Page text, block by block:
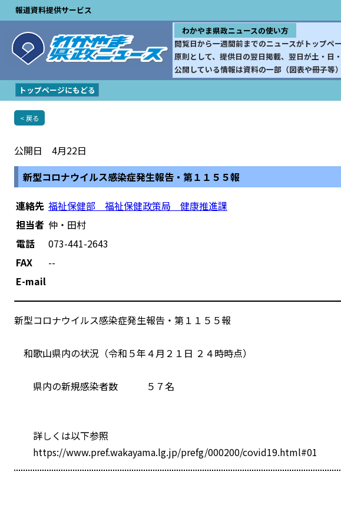
報道資料提供サービス
わかやま県政ニュースの使い方
閲覧日から一週間前までのニュースがトップペ
原則として、提供日の翌日掲載、翌日が土・日
公開している情報は資料の一部（図表や冊子等
トップページにもどる
< 戻る
公開日 4月22日
新型コロナウイルス感染症発生報告・第１１５５報
連絡先 福祉保健部 福祉保健政策局 健康推進課
担当者 仲・田村
電話
073-441-2643
FAX
--
E-mail
新型コロナウイルス感染症発生報告・第１１５５報
和歌山県内の状況（令和５年４月２１日 ２４時時点）
県内の新規感染者数 ５７名
詳しくは以下参照
https://www.pref.wakayama.lg.jp/prefg/000200/covid19.html#01